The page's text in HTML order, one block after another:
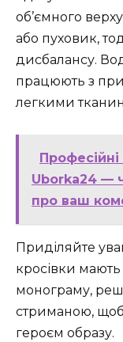
об’ємного
або пуховик,
дисбалансу.
працюють з
легкими
Професійні
Uborka24 —
про ваш
Приділяйте
кросівки
монограму,
стриманою,
героєм образу.